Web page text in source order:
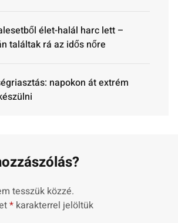
élet-halál harc lett –
találtak rá az idős nőre
napokon át extrém
tesszük közzé.
* karakterrel jelöltük